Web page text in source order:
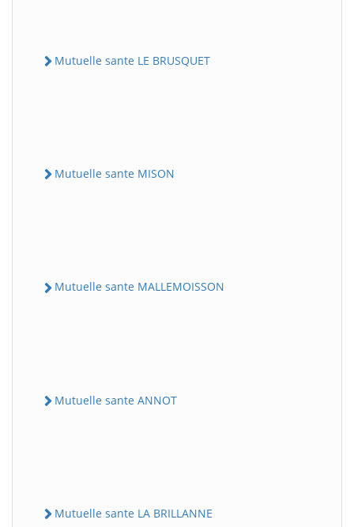
Mutuelle sante LE BRUSQUET
Mutuelle sante MISON
Mutuelle sante MALLEMOISSON
Mutuelle sante ANNOT
Mutuelle sante LA BRILLANNE